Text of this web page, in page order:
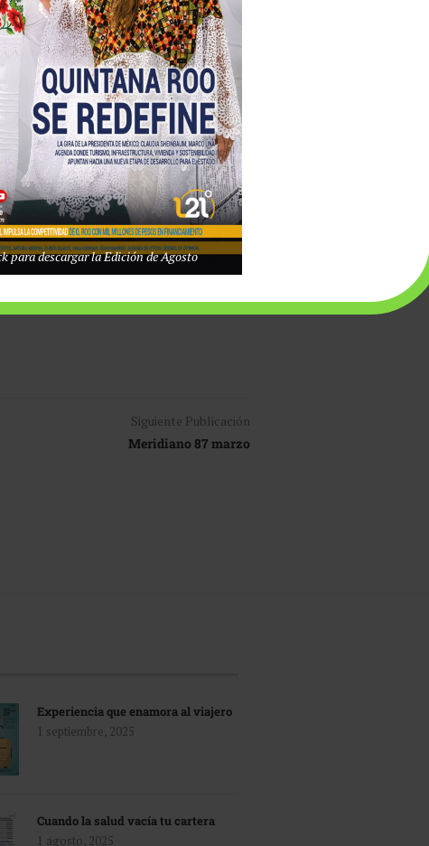
internacionales como Cancún, en
la incursión del Caribe mexicano en los
los promotores de este deporte
de Las Vegas para
(q.e.p.d), el destino mexicano no
y bellezas naturales es mucho
turístico hasta ahora desaprovechado.
Siguiente Publicación
Meridiano 87 marzo
Experiencia que enamora al viajero
1 septiembre, 2025
Cuando la salud vacía tu cartera
1 agosto, 2025
para descargar la Edición de Agosto